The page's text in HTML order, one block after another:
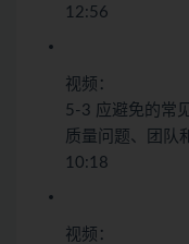
12:56
视频：
5-3 应避免的常
质量问题、团队
10:18
视频：